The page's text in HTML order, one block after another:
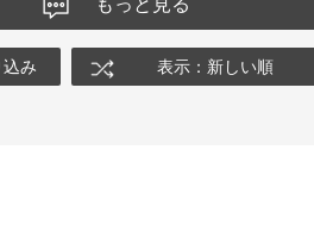
み 表示：新しい順